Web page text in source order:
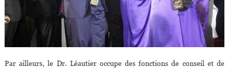
Par ailleurs, le Dr. Léautier occupe des fonctions de conseil et de